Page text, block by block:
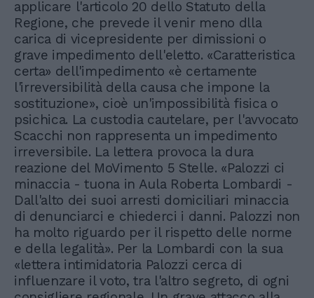
applicare l'articolo 20 dello Statuto della
Regione, che prevede il venir meno dlla
carica di vicepresidente per dimissioni o
grave impedimento dell'eletto. «Caratteristica
certa» dell'impedimento «è certamente
l'irreversibilità della causa che impone la
sostituzione», cioè un'impossibilità fisica o
psichica. La custodia cautelare, per l'avvocato
Scacchi non rappresenta un impedimento
irreversibile. La lettera provoca la dura
reazione del MoVimento 5 Stelle. «Palozzi ci
minaccia - tuona in Aula Roberta Lombardi -
Dall'alto dei suoi arresti domiciliari minaccia
di denunciarci e chiederci i danni. Palozzi non
ha molto riguardo per il rispetto delle norme
e della legalità». Per la Lombardi con la sua
«lettera intimidatoria Palozzi cerca di
influenzare il voto, tra l'altro segreto, di ogni